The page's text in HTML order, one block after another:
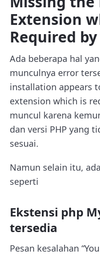
Extension
Required
Ada beberapa hal
munculnya error
installation appears
extension which is
muncul karena
dan versi PHP yang
sesuai.
Namun selain itu,
seperti
Ekstensi php
tersedia
Pesan kesalahan